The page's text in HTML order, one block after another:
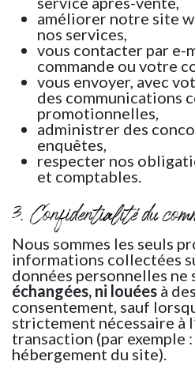
améliorer notre site
nos services,
vous contacter par e-
commande ou votre
vous envoyer, avec
des communications
promotionnelles,
administrer des
enquêtes,
respecter nos
et comptables.
3. Confidentialité du
Nous sommes les seuls
informations collectées
données personnelles ne
échangées, ni louées à
consentement, sauf
strictement nécessaire à
transaction (par exemple
hébergement du site).